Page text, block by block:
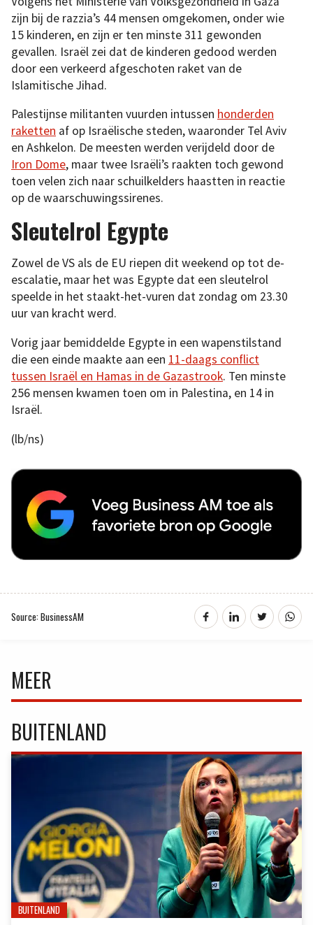
zijn bij de razzia’s 44 mensen omgekomen, onder wie
15 kinderen, en zijn er ten minste 311 gewonden
gevallen. Israël zei dat de kinderen gedood werden
door een verkeerd afgeschoten raket van de
Islamitische Jihad.
Palestijnse militanten vuurden intussen honderden
raketten af op Israëlische steden, waaronder Tel Aviv
en Ashkelon. De meesten werden verijdeld door de
Iron Dome, maar twee Israëli’s raakten toch gewond
toen velen zich naar schuilkelders haastten in reactie
op de waarschuwingssirenes.
Sleutelrol Egypte
Zowel de VS als de EU riepen dit weekend op tot de-
escalatie, maar het was Egypte dat een sleutelrol
speelde in het staakt-het-vuren dat zondag om 23.30
uur van kracht werd.
Vorig jaar bemiddelde Egypte in een wapenstilstand
die een einde maakte aan een 11-daags conflict
tussen Israël en Hamas in de Gazastrook. Ten minste
256 mensen kwamen toen om in Palestina, en 14 in
Israël.
(lb/ns)
Source: BusinessAM
MEER
BUITENLAND
BUITENLAND